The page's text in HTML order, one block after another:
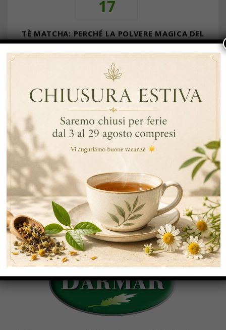
17
TÈ MATCHA: PERCHÉ LA POLVERE MAGICA DEL
GIAPPONE PIACE A TUTTI
… Continua a leggere
By Data Tipologie Di Tè, Tè Verde ,Tè Matcha
Tè Matcha, Benefici Del Tè Matcha,Tè Verde
ARTICOLI RECENTI
RECENT COMMENTS
CATEGORIE